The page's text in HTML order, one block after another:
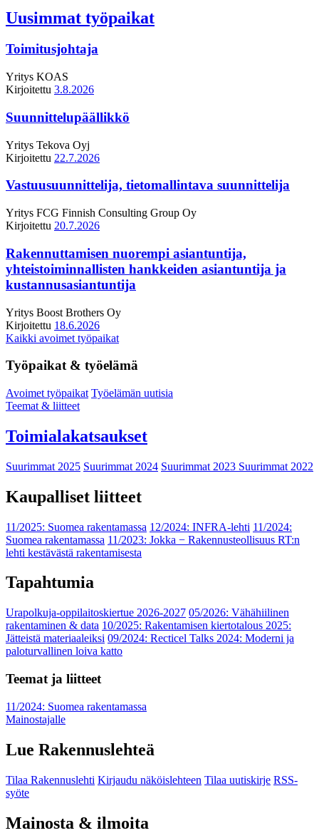
Uusimmat työpaikat
Toimitusjohtaja
Yritys KOAS
Kirjoitettu 3.8.2026
Suunnittelupäällikkö
Yritys Tekova Oyj
Kirjoitettu 22.7.2026
Vastuusuunnittelija, tietomallintava suunnittelija
Yritys FCG Finnish Consulting Group Oy
Kirjoitettu 20.7.2026
Rakennuttamisen nuorempi asiantuntija,
yhteistoiminnallisten hankkeiden asiantuntija ja
kustannusasiantuntija
Yritys Boost Brothers Oy
Kirjoitettu 18.6.2026
Kaikki avoimet työpaikat
Työpaikat & työelämä
Avoimet työpaikat Työelämän uutisia
Teemat & liitteet
Toimialakatsaukset
Suurimmat 2025 Suurimmat 2024 Suurimmat 2023 Suurimmat 2022
Kaupalliset liitteet
11/2025: Suomea rakentamassa 12/2024: INFRA-lehti 11/2024:
Suomea rakentamassa 11/2023: Jokka − Rakennusteollisuus RT:n
lehti kestävästä rakentamisesta
Tapahtumia
Urapolkuja-oppilaitoskiertue 2026-2027 05/2026: Vähähiilinen
rakentaminen & data 10/2025: Rakentamisen kiertotalous 2025:
Jätteistä materiaaleiksi 09/2024: Recticel Talks 2024: Moderni ja
paloturvallinen loiva katto
Teemat ja liitteet
11/2024: Suomea rakentamassa
Mainostajalle
Lue Rakennuslehteä
Tilaa Rakennuslehti Kirjaudu näköislehteen Tilaa uutiskirje RSS-
syöte
Mainosta & ilmoita